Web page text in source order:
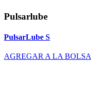
Pulsarlube
PulsarLube S
AGREGAR A LA BOLSA